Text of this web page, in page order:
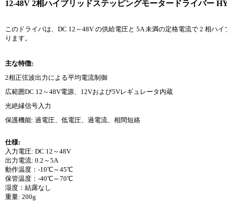
12-48V 2相ハイブリッドステッピングモータードライバー
このドライバは、DC 12～48V の供給電圧と 5A 未満の定格電流で 2 相ハ
ります。
主な特徴:
2相正弦波出力による平均電流制御
広範囲DC 12～48V電源、12Vおよび5Vレギュレータ内蔵
光絶縁信号入力
保護機能: 過電圧、低電圧、過電流、相間短絡
仕様:
入力電圧: DC 12～48V
出力電流: 0.2～5A
動作温度：-10℃～45℃
保管温度：-40℃～70℃
湿度：結露なし
重量: 200g